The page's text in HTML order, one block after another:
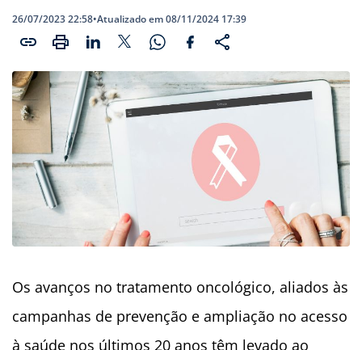
26/07/2023 22:58•Atualizado em 08/11/2024 17:39
Os avanços no tratamento oncológico, aliados às
campanhas de prevenção e ampliação no acesso
à saúde nos últimos 20 anos têm levado ao